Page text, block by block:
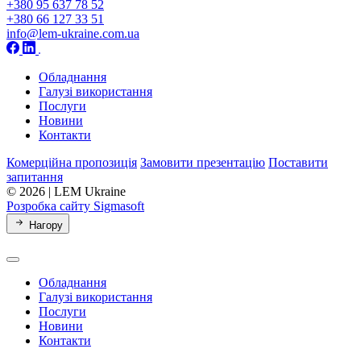
+380 95 637 78 52
+380 66 127 33 51
info@lem-ukraine.com.ua
Обладнання
Галузі використання
Послуги
Новини
Контакти
Комерційна пропозиція Замовити презентацію Поставити
запитання
© 2026 | LEM Ukraine
Розробка сайту Sigmasoft
Нагору
Обладнання
Галузі використання
Послуги
Новини
Контакти